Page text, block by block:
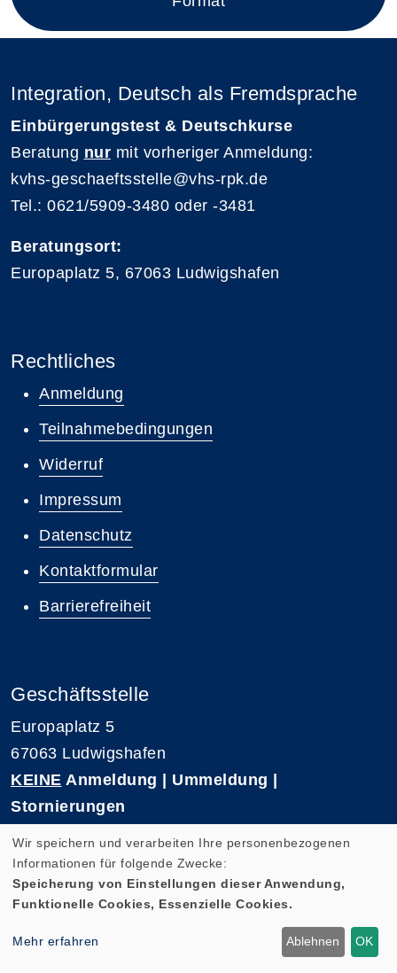
Integration, Deutsch als Fremdsprache
Einbürgerungstest & Deutschkurse
Beratung nur mit vorheriger Anmeldung:
kvhs-geschaeftsstelle@vhs-rpk.de
Tel.: 0621/5909-3480 oder -3481
Beratungsort:
Europaplatz 5, 67063 Ludwigshafen
Rechtliches
Anmeldung
Teilnahmebedingungen
Widerruf
Impressum
Datenschutz
Kontaktformular
Barrierefreiheit
Geschäftsstelle
Europaplatz 5
67063 Ludwigshafen
KEINE Anmeldung | Ummeldung |
Stornierungen
E-Mail: kvhs-geschaeftsstelle@vhs-rpk.de
Wir speichern und verarbeiten Ihre personenbezogenen
Informationen für folgende Zwecke:
Speicherung von Einstellungen dieser Anwendung,
Funktionelle Cookies, Essenzielle Cookies.
Mehr erfahren Ablehnen OK